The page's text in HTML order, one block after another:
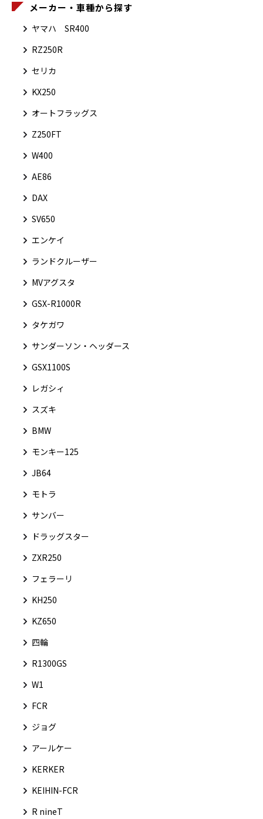
メーカー・車種から探す
ヤマハ SR400
RZ250R
セリカ
KX250
オートフラッグス
Z250FT
W400
AE86
DAX
SV650
エンケイ
ランドクルーザー
MVアグスタ
GSX-R1000R
タケガワ
サンダーソン・ヘッダース
GSX1100S
レガシィ
スズキ
BMW
モンキー125
JB64
モトラ
サンバー
ドラッグスター
ZXR250
フェラーリ
KH250
KZ650
四輪
R1300GS
W1
FCR
ジョグ
アールケー
KERKER
KEIHIN-FCR
R nineT